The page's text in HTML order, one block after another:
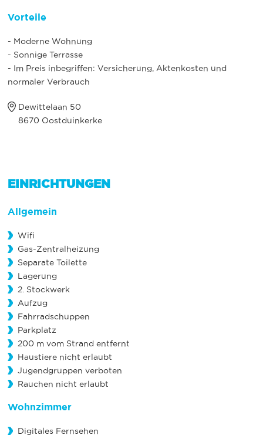
Vorteile
- Moderne Wohnung
- Sonnige Terrasse
- Im Preis inbegriffen: Versicherung, Aktenkosten und
normaler Verbrauch
Dewittelaan 50
8670 Oostduinkerke
EINRICHTUNGEN
Allgemein
Wifi
Gas-Zentralheizung
Separate Toilette
Lagerung
2. Stockwerk
Aufzug
Fahrradschuppen
Parkplatz
200 m vom Strand entfernt
Haustiere nicht erlaubt
Jugendgruppen verboten
Rauchen nicht erlaubt
Wohnzimmer
Digitales Fernsehen